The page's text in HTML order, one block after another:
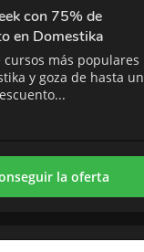
con 75% de
en Domestika
cursos más populares
y goza de hasta un
la oferta